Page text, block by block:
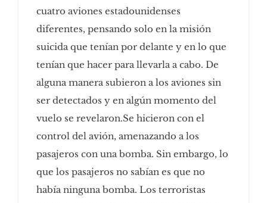
cuatro aviones estadounidenses
diferentes, pensando solo en la misión
suicida que tenían por delante y en lo que
tenían que hacer para llevarla a cabo. De
alguna manera subieron a los aviones sin
ser detectados y en algún momento del
vuelo se revelaron.Se hicieron con el
control del avión, amenazando a los
pasajeros con una bomba. Sin embargo, lo
que los pasajeros no sabían es que no
había ninguna bomba. Los terroristas